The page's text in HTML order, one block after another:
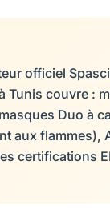
officiel
Tunis couvre :
Duo à
aux flammes),
certifications